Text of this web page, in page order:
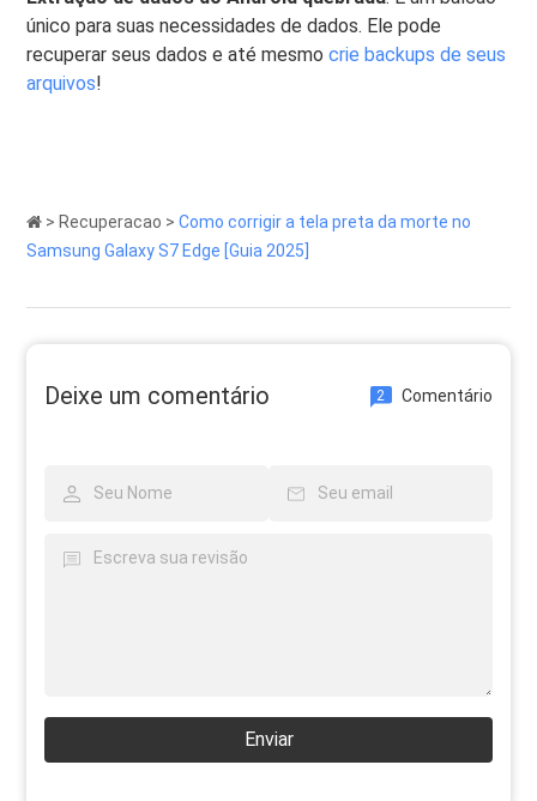
único para suas necessidades de dados. Ele pode
recuperar seus dados e até mesmocrie backups de seus
arquivos!
> Recuperacao >Como corrigir a tela preta da morte no
Samsung Galaxy S7 Edge [Guia 2025]
Deixe um comentário 2 Comentário
Enviar